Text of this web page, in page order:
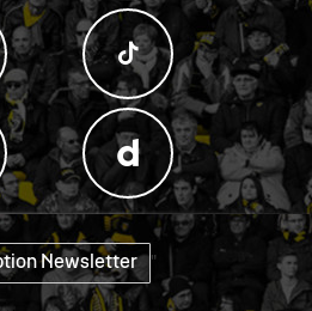
Newsletter "